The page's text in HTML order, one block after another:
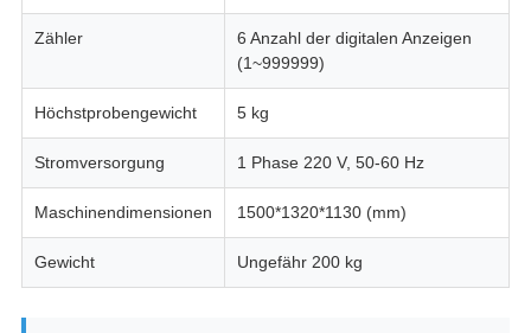
Zähler
6 Anzahl der digitalen Anzeigen
(1~999999)
Höchstprobengewicht 5 kg
Stromversorgung 1 Phase 220 V, 50-60 Hz
Maschinendimensionen 1500*1320*1130 (mm)
Gewicht Ungefähr 200 kg